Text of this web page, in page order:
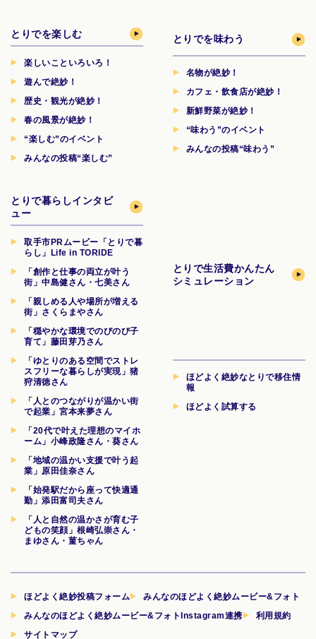
とりでを楽しむ
楽しいこといろいろ！
遊んで絶妙！
歴史・観光が絶妙！
春の風景が絶妙！
“楽しむ”のイベント
みんなの投稿“楽しむ”
とりでを味わう
名物が絶妙！
カフェ・飲食店が絶妙！
新鮮野菜が絶妙！
“味わう”のイベント
みんなの投稿“味わう”
とりで暮らしインタビ
ュー
取手市PRムービー「とりで暮
らし」Life in TORIDE
「創作と仕事の両立が叶う
街」中島健さん・七美さん
「親しめる人や場所が増える
街」さくらまやさん
「穏やかな環境でのびのび子
育て」藤田芽乃さん
「ゆとりのある空間でストレ
スフリーな暮らしが実現」猪
狩清徳さん
「人とのつながりが温かい街
で起業」宮本来夢さん
「20代で叶えた理想のマイホ
ーム」小峰政隆さん・葵さん
「地域の温かい支援で叶う起
業」原田佳奈さん
「始発駅だから座って快適通
勤」添田富司夫さん
「人と自然の温かさが育む子
どもの笑顔」根崎弘崇さん・
まゆさん・菫ちゃん
とりで生活費かんたん
シミュレーション
ほどよく絶妙なとりで移住情
報
ほどよく試算する
ほどよく絶妙投稿フォーム
みんなのほどよく絶妙ムービー&フォト
みんなのほどよく絶妙ムービー&フォトInstagram連携
利用規約
サイトマップ